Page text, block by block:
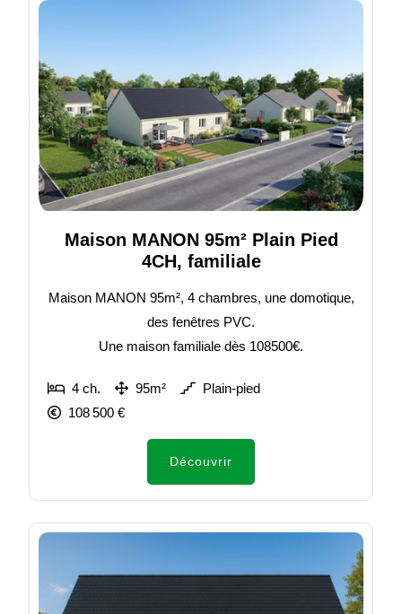
Maison MANON 95m² Plain Pied
4CH, familiale
Maison MANON 95m², 4 chambres, une domotique,
des fenêtres PVC.
Une maison familiale dès 108500€.
4 ch. 95m²
Plain-pied
108 500 €
Découvrir